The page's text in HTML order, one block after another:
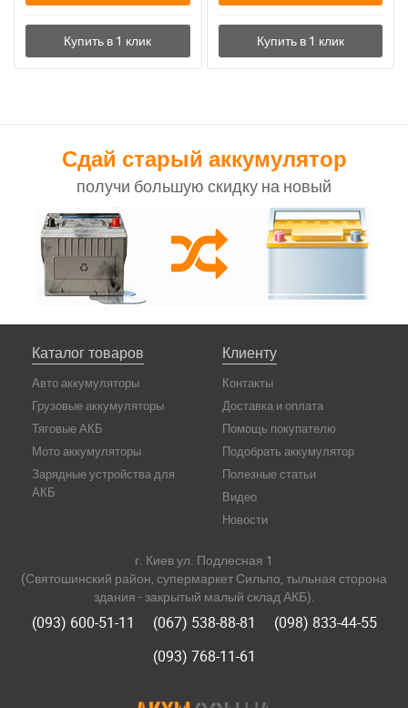
Сдай старый аккумулятор
получи большую скидку на новый
Каталог товаров
Авто аккумуляторы
Грузовые аккумуляторы
Тяговые АКБ
Мото аккумуляторы
Зарядные устройства для
АКБ
Клиенту
Контакты
Доставка и оплата
Помощь покупателю
Подобрать аккумулятор
Полезные статьи
Видео
Новости
г. Киев ул. Подлесная 1
(Святошинский район, супермаркет Сильпо, тыльная сторона
здания - закрытый малый склад АКБ).
(093) 600-51-11 (067) 538-88-81
(098) 833-44-55
(093) 768-11-61